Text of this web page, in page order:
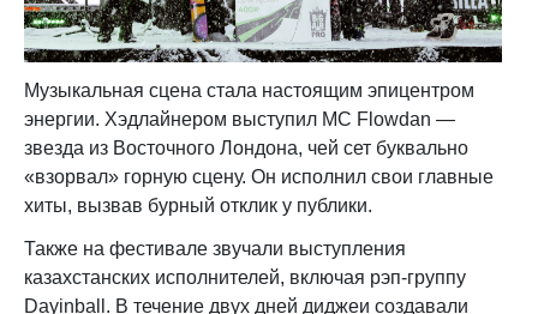
Музыкальная сцена стала настоящим эпицентром
энергии. Хэдлайнером выступил MC Flowdan —
звезда из Восточного Лондона, чей сет буквально
«взорвал» горную сцену. Он исполнил свои главные
хиты, вызвав бурный отклик у публики.
Также на фестивале звучали выступления
казахстанских исполнителей, включая рэп-группу
Dayinball. В течение двух дней диджеи создавали